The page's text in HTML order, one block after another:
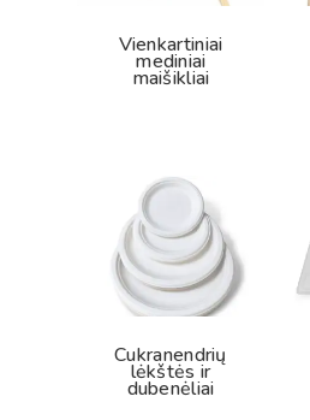
Vienkartiniai
mediniai
maišikliai
Cukranendrių
lėkštės ir
dubenėliai